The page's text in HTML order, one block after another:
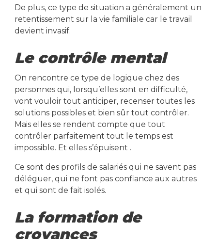
De plus, ce type de situation a généralement un
retentissement sur la vie familiale car le travail
devient invasif.
Le contrôle mental
On rencontre ce type de logique chez des
personnes qui, lorsqu’elles sont en difficulté,
vont vouloir tout anticiper, recenser toutes les
solutions possibles et bien sûr tout contrôler.
Mais elles se rendent compte que tout
contrôler parfaitement tout le temps est
impossible. Et elles s’épuisent .
Ce sont des profils de salariés qui ne savent pas
déléguer, qui ne font pas confiance aux autres
et qui sont de fait isolés.
La formation de
croyances